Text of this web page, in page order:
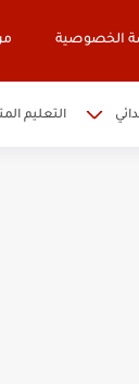
الخصوصية
التعليم